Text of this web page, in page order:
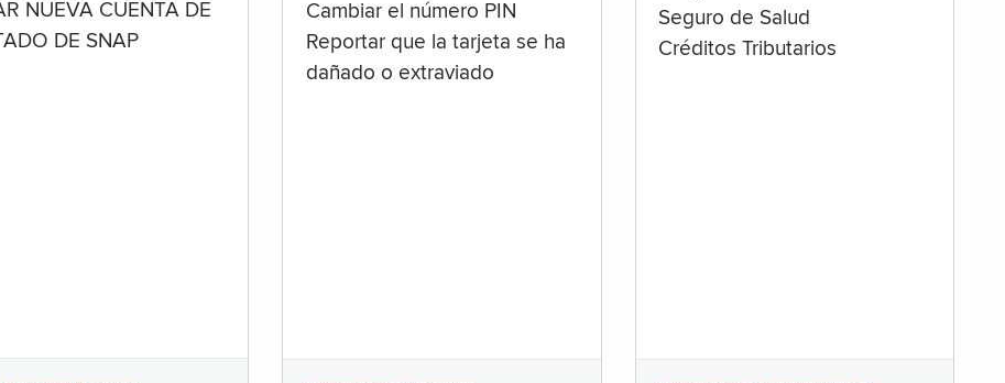
NUEVA CUENTA DE
DE SNAP
Cambiar el número PIN
Reportar que la tarjeta se ha
dañado o extraviado
Seguro de Salud
Créditos Tributarios